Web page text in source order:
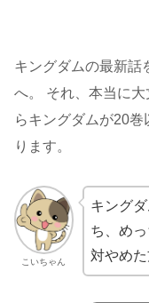
キングダムの最新話
へ。 それ、本当に
らキングダムが20
ります。
こいちゃん
キング
ち、め
対やめた